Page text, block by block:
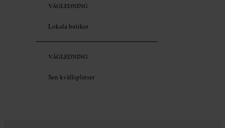
VÄGLEDNING
Lokala butiker
VÄGLEDNING
Sen kvällsplatser